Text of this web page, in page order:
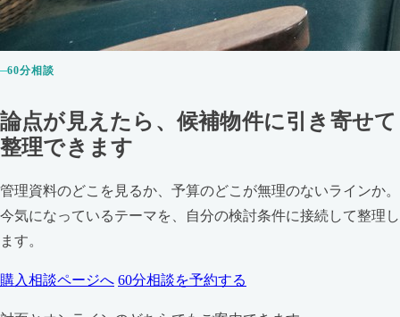
60分相談
論点が見えたら、候補物件に引き寄せて
整理できます
管理資料のどこを見るか、予算のどこが無理のないラインか。
今気になっているテーマを、自分の検討条件に接続して整理し
ます。
購入相談ページへ 60分相談を予約する